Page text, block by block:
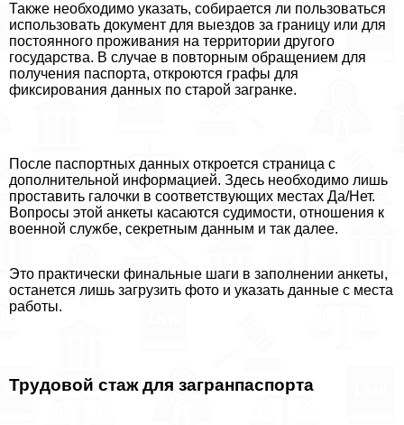
Также необходимо указать, собирается ли пользоваться
использовать документ для выездов за границу или для
постоянного проживания на территории другого
государства. В случае в повторным обращением для
получения паспорта, откроются графы для
фиксирования данных по старой загранке.
После паспортных данных откроется страница с
дополнительной информацией. Здесь необходимо лишь
проставить галочки в соответствующих местах Да/Нет.
Вопросы этой анкеты касаются судимости, отношения к
военной службе, секретным данным и так далее.
Это пpaктически финальные шаги в заполнении анкеты,
останется лишь загрузить фото и указать данные с места
работы.
Трудовой стаж для загранпаспорта